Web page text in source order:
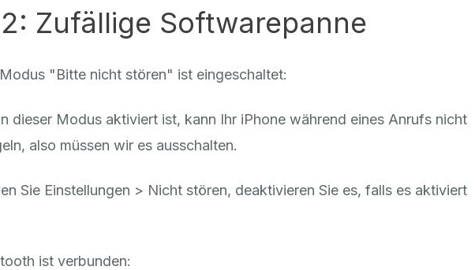
Zufällige Softwarepanne
"Bitte nicht stören" ist eingeschaltet:
dieser Modus aktiviert ist, kann Ihr iPhone während eines Anrufs nicht
also müssen wir es ausschalten.
Sie Einstellungen > Nicht stören, deaktivieren Sie es, falls es aktiviert
ist verbunden: